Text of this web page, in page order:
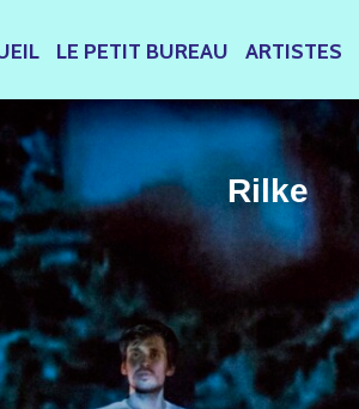
LE PETIT BUREAU ARTISTES
Rilke